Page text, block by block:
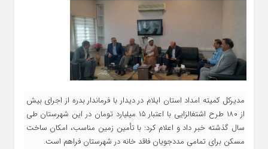
مدیرکل کمیته امداد استان ایلام در دیدار با فرماندار بدره از اجرای بیش
از ۱۸۰ طرح اشتغالزایی با اعتبار ۱۵ میلیارد تومان در این شهرستان طی
سال گذشته خبر داد و اعلام کرد: با تأمین زمین مناسب، امکان ساخت
مسکن برای تمامی مددجویان فاقد خانه در شهرستان فراهم است.